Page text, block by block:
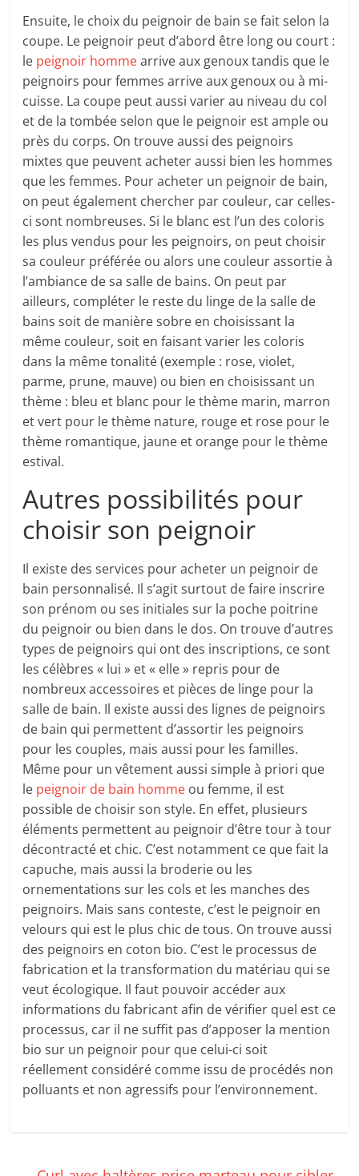
Ensuite, le choix du peignoir de bain se fait selon la
coupe. Le peignoir peut d’abord être long ou court :
le peignoir hommearrive aux genoux tandis que le
peignoirs pour femmes arrive aux genoux ou à mi-
cuisse. La coupe peut aussi varier au niveau du col
et de la tombée selon que le peignoir est ample ou
près du corps. On trouve aussi des peignoirs
mixtes que peuvent acheter aussi bien les hommes
que les femmes. Pour acheter un peignoir de bain,
on peut également chercher par couleur, car celles-
ci sont nombreuses. Si le blanc est l’un des coloris
les plus vendus pour les peignoirs, on peut choisir
sa couleur préférée ou alors une couleur assortie à
l’ambiance de sa salle de bains. On peut par
ailleurs, compléter le reste du linge de la salle de
bains soit de manière sobre en choisissant la
même couleur, soit en faisant varier les coloris
dans la même tonalité (exemple : rose, violet,
parme, prune, mauve) ou bien en choisissant un
thème : bleu et blanc pour le thème marin, marron
et vert pour le thème nature, rouge et rose pour le
thème romantique, jaune et orange pour le thème
estival.
Autres possibilités pour
choisir son peignoir
Il existe des services pour acheter un peignoir de
bain personnalisé. Il s’agit surtout de faire inscrire
son prénom ou ses initiales sur la poche poitrine
du peignoir ou bien dans le dos. On trouve d’autres
types de peignoirs qui ont des inscriptions, ce sont
les célèbres « lui » et « elle » repris pour de
nombreux accessoires et pièces de linge pour la
salle de bain. Il existe aussi des lignes de peignoirs
de bain qui permettent d’assortir les peignoirs
pour les couples, mais aussi pour les familles.
Même pour un vêtement aussi simple à priori que
le peignoir de bain homme ou femme, il est
possible de choisir son style. En effet, plusieurs
éléments permettent au peignoir d’être tour à tour
décontracté et chic. C’est notamment ce que fait la
capuche, mais aussi la broderie ou les
ornementations sur les cols et les manches des
peignoirs. Mais sans conteste, c’est le peignoir en
velours qui est le plus chic de tous. On trouve aussi
des peignoirs en coton bio. C’est le processus de
fabrication et la transformation du matériau qui se
veut écologique. Il faut pouvoir accéder aux
informations du fabricant afin de vérifier quel est ce
processus, car il ne suffit pas d’apposer la mention
bio sur un peignoir pour que celui-ci soit
réellement considéré comme issu de procédés non
polluants et non agressifs pour l’environnement.